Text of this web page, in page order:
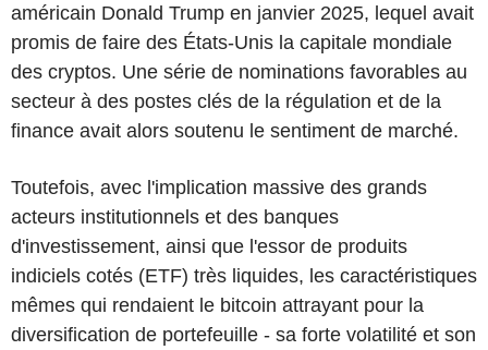
américain Donald Trump en janvier 2025, lequel avait
promis de faire des États-Unis la capitale mondiale
des cryptos. Une série de nominations favorables au
secteur à des postes clés de la régulation et de la
finance avait alors soutenu le sentiment de marché.
Toutefois, avec l'implication massive des grands
acteurs institutionnels et des banques
d'investissement, ainsi que l'essor de produits
indiciels cotés (ETF) très liquides, les caractéristiques
mêmes qui rendaient le bitcoin attrayant pour la
diversification de portefeuille - sa forte volatilité et son